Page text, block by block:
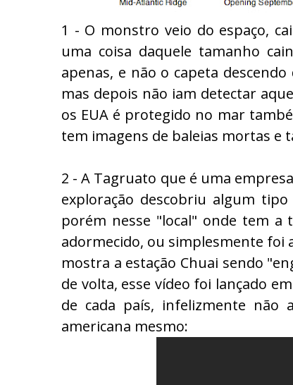
1 - O monstro veio do espaço,
uma coisa daquele tamanho
apenas, e não o capeta
mas depois não iam detectar
os EUA é protegido no mar
tem imagens de baleias mortas e
2 - A Tagruato que é uma
exploração descobriu algum
porém nesse "local" onde tem a
adormecido, ou simplesmente foi
mostra a estação Chuai sendo
de volta, esse vídeo foi lançado
de cada país, infelizmente não
americana mesmo: